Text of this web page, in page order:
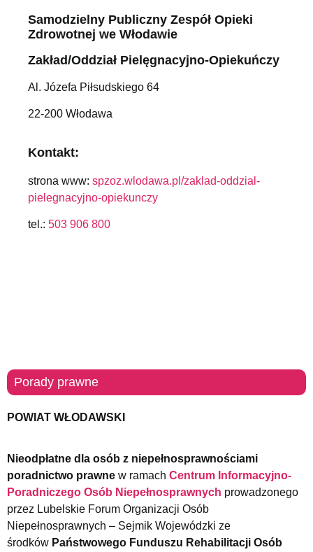
Samodzielny Publiczny Zespół Opieki
Zdrowotnej we Włodawie
Zakład/Oddział Pielęgnacyjno-Opiekuńczy
Al. Józefa Piłsudskiego 64
22-200 Włodawa
Kontakt:
strona www: spzoz.wlodawa.pl/zaklad-oddzial-
pielegnacyjno-opiekunczy
tel.: 503 906 800
Porady prawne
POWIAT WŁODAWSKI
Nieodpłatne dla osób z niepełnosprawnościami
poradnictwo prawne w ramach Centrum Informacyjno-
Poradniczego Osób Niepełnosprawnych prowadzonego
przez Lubelskie Forum Organizacji Osób
Niepełnosprawnych – Sejmik Wojewódzki ze
środków Państwowego Funduszu Rehabilitacji Osób